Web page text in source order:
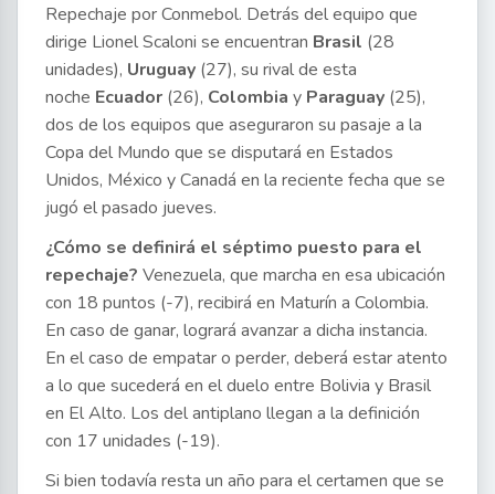
Repechaje por Conmebol. Detrás del equipo que
dirige Lionel Scaloni se encuentran Brasil (28
unidades), Uruguay (27), su rival de esta
noche Ecuador (26), Colombia y Paraguay (25),
dos de los equipos que aseguraron su pasaje a la
Copa del Mundo que se disputará en Estados
Unidos, México y Canadá en la reciente fecha que se
jugó el pasado jueves.
¿Cómo se definirá el séptimo puesto para el
repechaje? Venezuela, que marcha en esa ubicación
con 18 puntos (-7), recibirá en Maturín a Colombia.
En caso de ganar, logrará avanzar a dicha instancia.
En el caso de empatar o perder, deberá estar atento
a lo que sucederá en el duelo entre Bolivia y Brasil
en El Alto. Los del antiplano llegan a la definición
con 17 unidades (-19).
Si bien todavía resta un año para el certamen que se